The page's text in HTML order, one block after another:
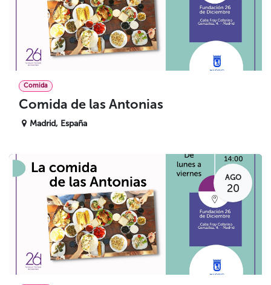
Comida
Comida de las Antonias
Madrid, España
AGO
20